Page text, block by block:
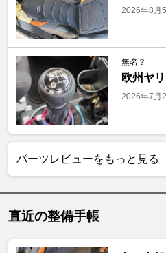
2026年8月
無名？
欧州ヤ
2026年7月
パーツレビューをもっと見る
直近の整備手帳